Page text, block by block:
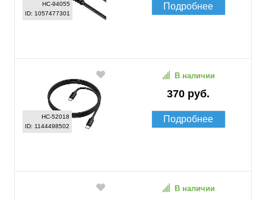
HC-94055
ID: 1057477301
Подробнее
HC-52018
ID: 1144498502
370 руб.
В наличии
Подробнее
В наличии